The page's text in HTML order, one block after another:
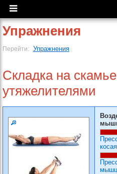
Упражнения
Перейти: Упражнения
Складка на
утяжелителями
косая